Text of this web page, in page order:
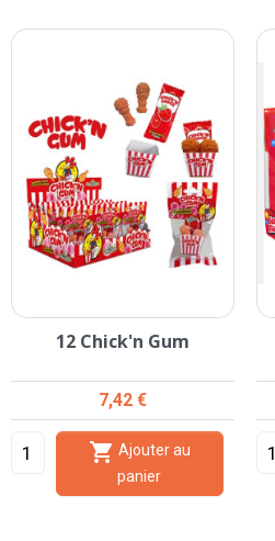
12 Chick'n Gum
Prix
7,42 €

panier